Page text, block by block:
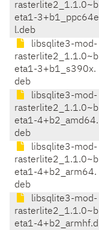
rasterlite2_1.1.0~b
eta1-3+b1_ppc64e
l.deb
libsqlite3-mod-
rasterlite2_1.1.0~b
eta1-3+b1_s390x.
deb
libsqlite3-mod-
rasterlite2_1.1.0~b
eta1-4+b2_amd64.
deb
libsqlite3-mod-
rasterlite2_1.1.0~b
eta1-4+b2_arm64.
deb
libsqlite3-mod-
rasterlite2_1.1.0~b
eta1-4+b2_armhf.d